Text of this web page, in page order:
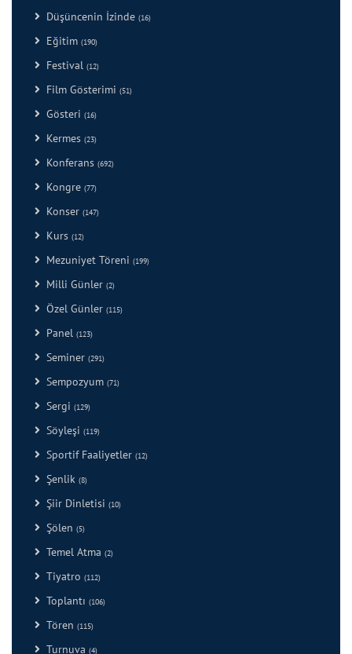
Düşüncenin İzinde (16)
Eğitim (190)
Festival (12)
Film Gösterimi (51)
Gösteri (16)
Kermes (23)
Konferans (692)
Kongre (77)
Konser (147)
Kurs (12)
Mezuniyet Töreni (199)
Milli Günler (2)
Özel Günler (115)
Panel (123)
Seminer (291)
Sempozyum (71)
Sergi (129)
Söyleşi (119)
Sportif Faaliyetler (12)
Şenlik (8)
Şiir Dinletisi (10)
Şölen (5)
Temel Atma (2)
Tiyatro (112)
Toplantı (106)
Tören (115)
Turnuva (4)